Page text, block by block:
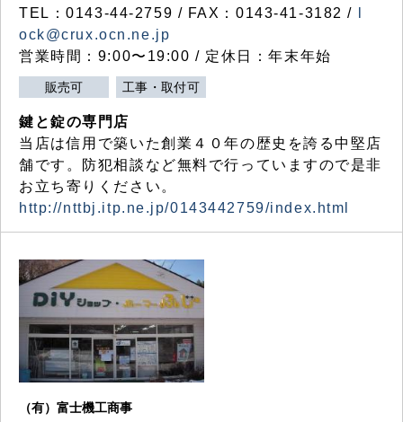
TEL：0143-44-2759 / FAX：0143-41-3182 /
ock@crux.ocn.ne.jp
営業時間：9:00〜19:00 / 定休日：年末年始
販売可 工事・取付可
鍵と錠の専門店
当店は信用で築いた創業４０年の歴史を誇る中堅店
舗です。防犯相談など無料で行っていますので是非
お立ち寄りください。
http://nttbj.itp.ne.jp/0143442759/index.html
（有）富士機工商事